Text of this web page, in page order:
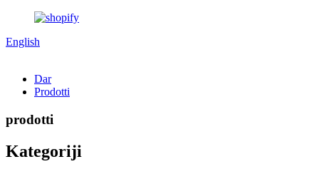
English
Dar
Prodotti
prodotti
Kategoriji